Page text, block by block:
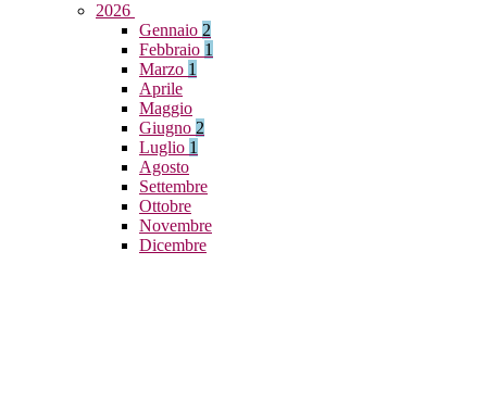
2026
Gennaio 2
Febbraio 1
Marzo 1
Aprile
Maggio
Giugno 2
Luglio 1
Agosto
Settembre
Ottobre
Novembre
Dicembre